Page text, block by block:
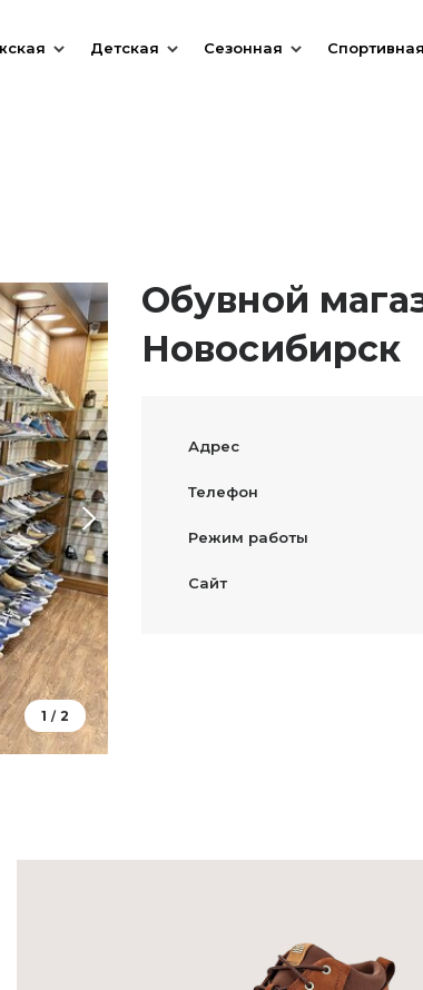
Детская Сезонная Спортивная
1 / 2
Обувной
Новосибирск
Адрес
Телефон
Режим работы
Сайт